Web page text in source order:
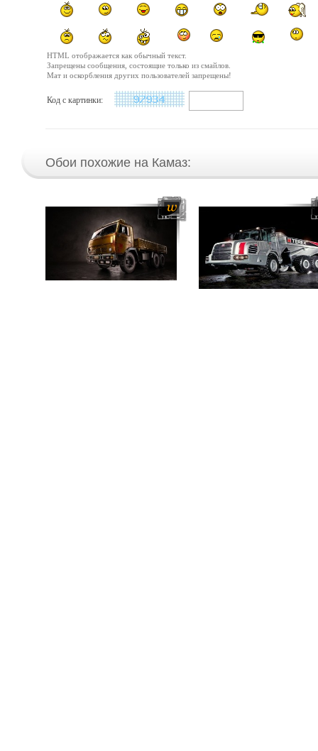
HTML отображается как обычный текст.
Запрещены сообщения, состоящие только из смайлов.
Мат и оскорбления других пользователей запрещены!
Код с картинки:
Обои похожие на Камаз: